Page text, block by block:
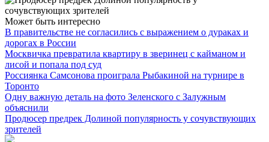
Может быть интересно
В правительстве не согласились с выражением о дураках и
дорогах в России
Москвичка превратила квартиру в зверинец с кайманом и
лисой и попала под суд
Россиянка Самсонова проиграла Рыбакиной на турнире в
Торонто
Одну важную деталь на фото Зеленского с Залужным
объяснили
Продюсер предрек Долиной популярность у сочувствующих
зрителей